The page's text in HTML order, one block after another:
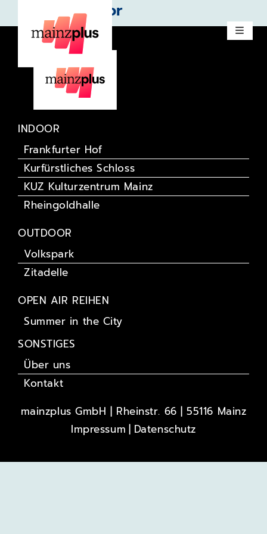
Sarah Connor
INDOOR
Frankfurter Hof
Kurfürstliches Schloss
KUZ Kulturzentrum Mainz
Rheingoldhalle
OUTDOOR
Volkspark
Zitadelle
OPEN AIR REIHEN
Summer in the City
SONSTIGES
Über uns
Kontakt
mainzplus GmbH | Rheinstr. 66 | 55116 Mainz
Impressum
Datenschutz